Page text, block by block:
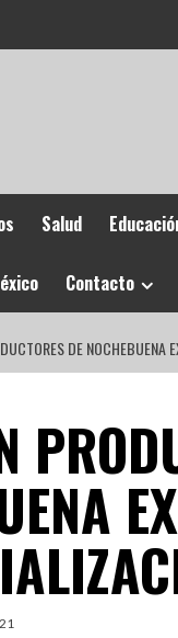
Salud
Contacto
DE NOCHEBUENA